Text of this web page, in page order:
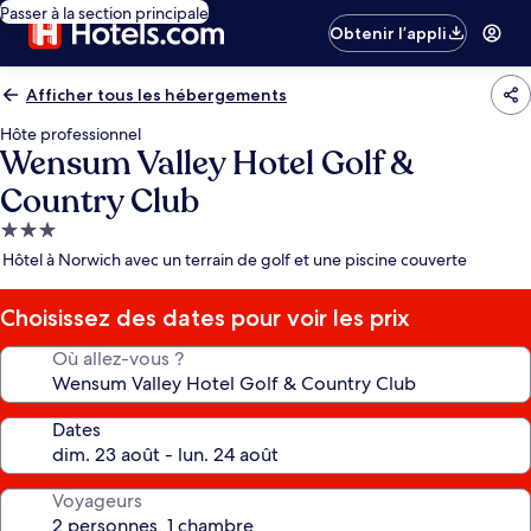
Passer à la section principale
Obtenir l’appli
Afficher tous les hébergements
Hôte professionnel
Wensum Valley Hotel Golf &
Country Club
Hébergement
3.0 étoiles
Hôtel à Norwich avec un terrain de golf et une piscine couverte
Choisissez des dates pour voir les prix
Où allez-vous ?
Dates
Voyageurs